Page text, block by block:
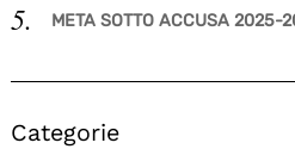
META SOTTO ACCUSA 2025-
Categorie